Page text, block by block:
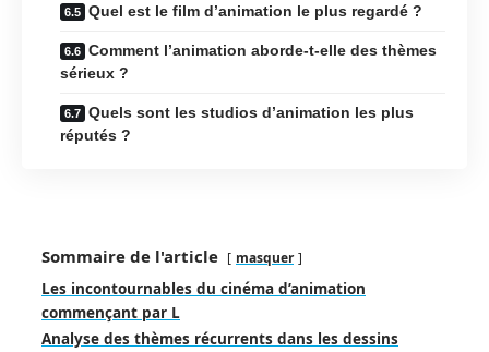
Quel est le film d’animation le plus regardé ?
Comment l’animation aborde-t-elle des thèmes
sérieux ?
Quels sont les studios d’animation les plus
réputés ?
Sommaire de l'article masquer
Les incontournables du cinéma d’animation
commençant par L
Analyse des thèmes récurrents dans les dessins